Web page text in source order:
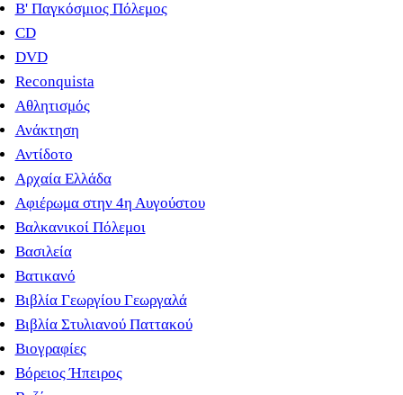
B' Παγκόσμιος Πόλεμος
CD
DVD
Reconquista
Αθλητισμός
Ανάκτηση
Αντίδοτο
Αρχαία Ελλάδα
Αφιέρωμα στην 4η Αυγούστου
Βαλκανικοί Πόλεμοι
Βασιλεία
Βατικανό
Βιβλία Γεωργίου Γεωργαλά
Βιβλία Στυλιανού Παττακού
Βιογραφίες
Βόρειος Ήπειρος